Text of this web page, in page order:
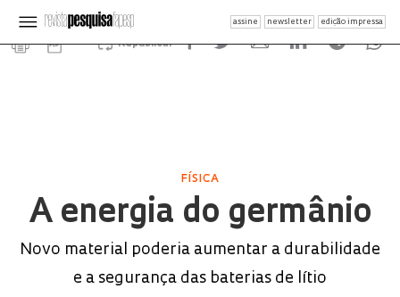
assine newsletter edição impressa
Republicar
FÍSICA
A energia do germânio
Novo material poderia aumentar a durabilidade
e a segurança das baterias de lítio